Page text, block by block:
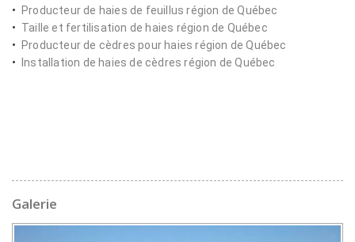
Producteur de haies de feuillus région de Québec
Taille et fertilisation de haies région de Québec
Producteur de cèdres pour haies région de Québec
Installation de haies de cèdres région de Québec
Galerie